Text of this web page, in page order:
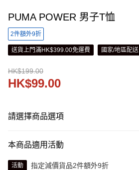
PUMA POWER 男子T恤
2件額外9折
送貨上門滿HK$399.00免運費 國家/地區配送
HK$199.00
HK$99.00
請選擇商品選項
本商品適用活動
活動 指定減價貨品2件額外9折